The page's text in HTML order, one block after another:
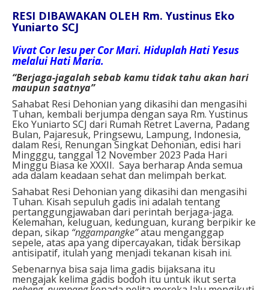
RESI DIBAWAKAN OLEH Rm. Yustinus Eko
Yuniarto SCJ
Vivat Cor Iesu per Cor Mari. Hiduplah Hati Yesus
melalui Hati Maria.
“Berjaga-jagalah sebab kamu tidak tahu akan hari
maupun saatnya”
Sahabat Resi Dehonian yang dikasihi dan mengasihi
Tuhan, kembali berjumpa dengan saya Rm. Yustinus
Eko Yuniarto SCJ dari Rumah Retret Laverna, Padang
Bulan, Pajaresuk, Pringsewu, Lampung, Indonesia,
dalam Resi, Renungan Singkat Dehonian, edisi hari
Mingggu, tanggal 12 November 2023 Pada Hari
Minggu Biasa ke XXXII. Saya berharap Anda semua
ada dalam keadaan sehat dan melimpah berkat.
Sahabat Resi Dehonian yang dikasihi dan mengasihi
Tuhan. Kisah sepuluh gadis ini adalah tentang
pertanggungjawaban dari perintah berjaga-jaga.
Kelemahan, keluguan, kedunguan, kurang berpikir ke
depan, sikap “nggampangke”atau menganggap
sepele, atas apa yang dipercayakan, tidak bersikap
antisipatif, itulah yang menjadi tekanan kisah ini.
Sebenarnya bisa saja lima gadis bijaksana itu
mengajak kelima gadis bodoh itu untuk ikut serta